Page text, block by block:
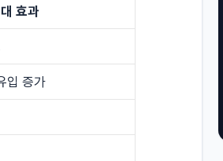
효과
입 증가